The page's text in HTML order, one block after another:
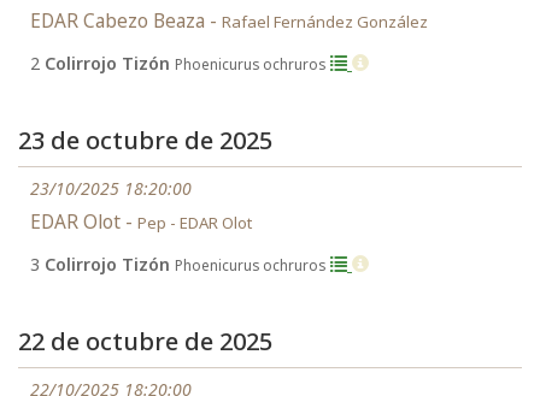
EDAR Cabezo Beaza - Rafael Fernández González
2 Colirrojo Tizón Phoenicurus ochruros
23 de octubre de 2025
23/10/2025 18:20:00
EDAR Olot - Pep - EDAR Olot
3 Colirrojo Tizón Phoenicurus ochruros
22 de octubre de 2025
22/10/2025 18:20:00